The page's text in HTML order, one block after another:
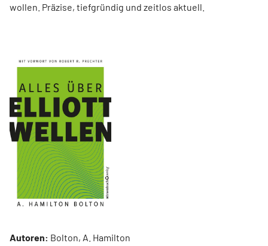
wollen. Präzise, tiefgründig und zeitlos aktuell.
Autoren: Bolton, A. Hamilton